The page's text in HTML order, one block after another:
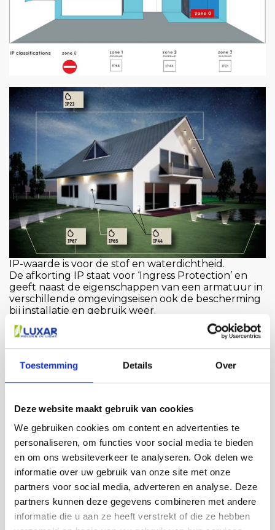
Toestemming Details Over
Deze website maakt gebruik van cookies
We gebruiken cookies om content en advertenties te
personaliseren, om functies voor social media te bieden
en om ons websiteverkeer te analyseren. Ook delen we
informatie over uw gebruik van onze site met onze
partners voor social media, adverteren en analyse. Deze
partners kunnen deze gegevens combineren met andere
informatie die u aan ze heeft verstrekt of die ze hebben
IP-waarde is voor de stof en waterdichtheid.
De afkorting IP staat voor ‘Ingress Protection’ en
geeft naast de eigenschappen van een armatuur in
verschillende omgevingseisen ook de bescherming
bij installatie en gebruik weer.
De IP-waarde wordt aangeduid met twee cijfers.
Het eerste cijfer geeft de bescherming tegen het
tegen het binnendringen van water weer.
IP20 voor binnenshuis.
IP44 t/m IP65 voor buitenshuis en badkamers.
IP68 voor onderwater.
1e cijfer Bescherming tegen aanraking
van stroomvoerende delen Bescherming tegen
binnendringen
van voorwerpen en stof
0 geen geen
1 toevallig met de hand grote voorwerpen > 50mm
2 met de vingers middelgrote voorwerpen >